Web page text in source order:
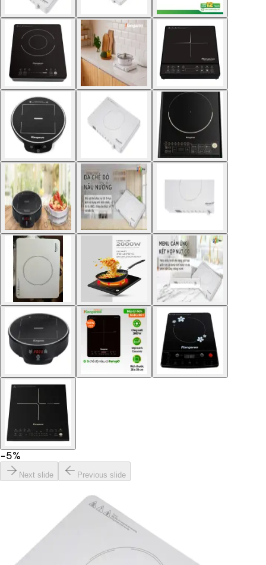
−5%
Next slide Previous slide